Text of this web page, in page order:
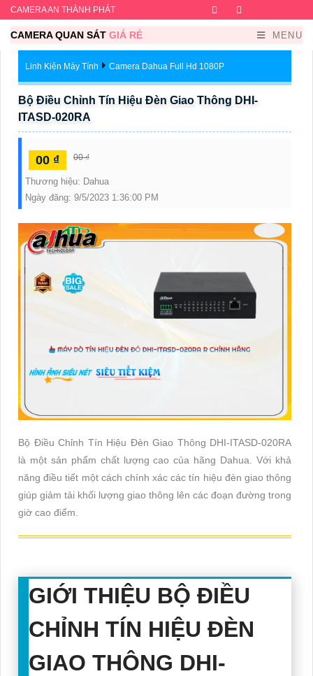
CAMERA AN THÀNH PHÁT Facebook
CAMERA QUAN SÁT GIÁ RẺ MENU
Linh Kiện Máy Tính Camera Dahua Full Hd 1080P
Bộ Điều Chỉnh Tín Hiệu Đèn Giao Thông DHI-
ITASD-020RA
00 ₫ 00 ₫
Thương hiệu: Dahua
Ngày đăng: 9/5/2023 1:36:00 PM
Bộ Điều Chỉnh Tín Hiệu Đèn Giao Thông DHI-ITASD-020RA
là một sản phẩm chất lượng cao của hãng Dahua. Với khả
năng điều tiết một cách chính xác các tín hiệu đèn giao thông
giúp giảm tải khối lượng giao thông lên các đoạn đường trong
giờ cao điểm.
GIỚI THIỆU BỘ ĐIỀU
CHỈNH TÍN HIỆU ĐÈN
GIAO THÔNG DHI-